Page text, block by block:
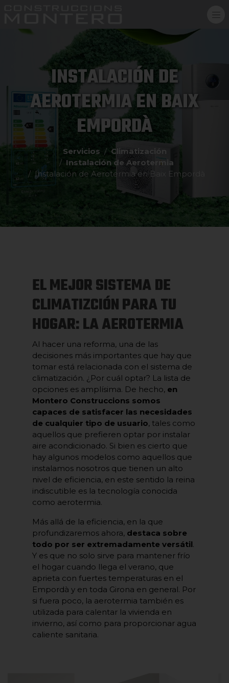
INSTALACIÓN DE
AEROTERMIA EN BAIX
EMPORDÀ
Servicios
Climatización
Instalación de Aerotermia
Instalación de Aerotermia en Baix Empordà
EL MEJOR SISTEMA DE
CLIMATIZCIÓN PARA TU
HOGAR: LA AEROTERMIA
Al hacer una reforma, una de las
decisiones más importantes que hay que
tomar está relacionada con el sistema de
climatización. ¿Por cuál optar? La lista de
opciones es amplísima. De hecho, en
Montero Construccions somos
capaces de satisfacer las necesidades
de cualquier tipo de usuario, tales como
aquellos que prefieren optar por instalar
aire acondicionado. Si bien es cierto que
hay algunos modelos como aquellos que
instalamos nosotros que tienen un alto
nivel de eficiencia, en este sentido la reina
indiscutible es la tecnología conocida
como aerotermia.
Más allá de la eficiencia, en la que
profundizaremos ahora, destaca sobre
todo por ser extremadamente versátil.
Y es que no solo sirve para mantener frío
el hogar cuando llega el verano, que
aprieta con fuertes temperaturas en el
Empordà y en toda Girona en general. Por
si fuera poco, la aerotermia también es
utilizada para calentar la vivienda en
invierno, así como para proporcionar agua
caliente sanitaria.